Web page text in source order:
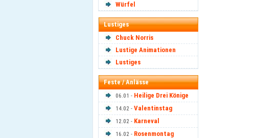
Würfel
Lustiges
Chuck Norris
Lustige Animationen
Lustiges
Feste / Anlässe
06.01 - Heilige Drei Könige
14.02 - Valentinstag
12.02 - Karneval
16.02 - Rosenmontag